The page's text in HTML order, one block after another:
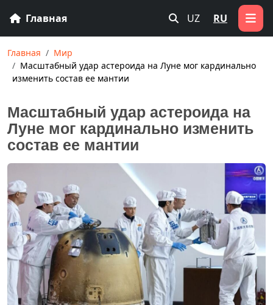
Главная UZ RU
Главная
Мир
Масштабный удар астероида на Луне мог кардинально
изменить состав ее мантии
Масштабный удар астероида на
Луне мог кардинально изменить
состав ее мантии